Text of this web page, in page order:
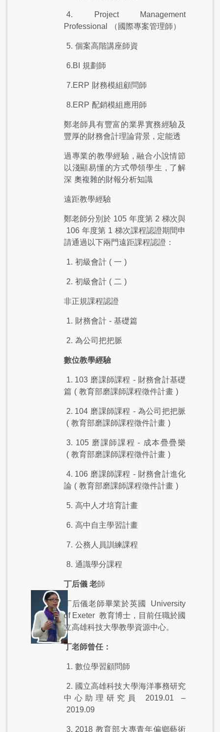
4. Project Management
Professional
（國際專案管理師）
5. 個案高階講座師資
6.BI 規劃師
7.ERP 財務模組顧問師
8.ERP 配銷模組應用師
鄭老師具有豐富的業界實務經驗及
豐厚的財務會計理論背景 , 定能透
過專業的教學經驗 , 融合小說情節
以淺顯易懂的方式帶領學生 , 了解
深 奧複雜的財報分析知識
遠距教學經驗
鄭老師分別於 105 年度第 2 梯次與
106 年度第 1 梯次課程認證期間申
請通過以下兩門遠距課程認證：
1. 初級會計 ( 一 )
2. 初級會計 ( 二 )
非正規課程認證
1. 財務會計 - 基礎篇
2. 為公司把把脈
數位教學經驗
1. 103 磨課師課程 - 財務會計基礎
篇 ( 教育部磨課師課程徵件計畫 )
2. 104 磨課師課程 - 為公司把把脈
( 教育部磨課師課程徵件計畫 )
3. 105 磨課師課程 - 成本疊疊樂
( 教育部磨課師課程徵件計畫 )
4. 106 磨課師課程 - 財務會計進化
論 ( 教育部磨課師課程徵件計畫 )
5. 高中人才培育計畫
6. 高中自主學習計畫
7. 公務人員訓練課程
8. 通識學分課程
丁后儀 老師
丁后儀老師畢業於英國
University
of Exeter 教育博士，目前任職於國
立高雄科技大學教學資源中心。
丁老師曾任：
1. 數位學習顧問師
2. 國立高雄科技大學海洋事務研究
中心助理研究員
2019.01
–
2019.09
3. 2018 教育部大專青年偏鄉藝術